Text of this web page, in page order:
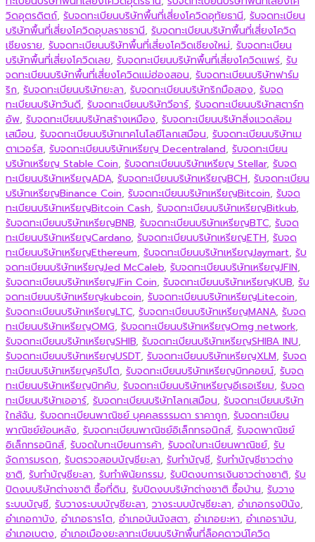
วิดอุตรดิตถ์, รับจดทะเบียนบริษัทพื้นที่เสี่ยงโควิดอุทัยธานี, รับจดทะเบียน
บริษัทพื้นที่เสี่ยงโควิดอุบลราชธานี, รับจดทะเบียนบริษัทพื้นที่เสี่ยงโควิด
เชียงราย, รับจดทะเบียนบริษัทพื้นที่เสี่ยงโควิดเชียงใหม่, รับจดทะเบียน
บริษัทพื้นที่เสี่ยงโควิดเลย, รับจดทะเบียนบริษัทพื้นที่เสี่ยงโควิดแพร่, รับ
จดทะเบียนบริษัทพื้นที่เสี่ยงโควิดแม่ฮ่องสอน, รับจดทะเบียนบริษัทฟาร์ม
ริก, รับจดทะเบียนบริษัทยะลา, รับจดทะเบียนบริษัทริกมือสอง, รับจด
ทะเบียนบริษัทวันดี, รับจดทะเบียนบริษัทวีอาร์, รับจดทะเบียนบริษัทสตาร์ท
อัพ, รับจดทะเบียนบริษัทสร้างเหมือง, รับจดทะเบียนบริษัทสิ่งแวดล้อม
เสมือน, รับจดทะเบียนบริษัทเทคโนโลยีโลกเสมือน, รับจดทะเบียนบริษัทเม
ตาเวอร์ส, รับจดทะเบียนบริษัทเหรียญ Decentraland, รับจดทะเบียน
บริษัทเหรียญ Stable Coin, รับจดทะเบียนบริษัทเหรียญ Stellar, รับจด
ทะเบียนบริษัทเหรียญADA, รับจดทะเบียนบริษัทเหรียญBCH, รับจดทะเบียน
บริษัทเหรียญBinance Coin, รับจดทะเบียนบริษัทเหรียญBitcoin, รับจด
ทะเบียนบริษัทเหรียญBitcoin Cash, รับจดทะเบียนบริษัทเหรียญBitkub,
รับจดทะเบียนบริษัทเหรียญBNB, รับจดทะเบียนบริษัทเหรียญBTC, รับจด
ทะเบียนบริษัทเหรียญCardano, รับจดทะเบียนบริษัทเหรียญETH, รับจด
ทะเบียนบริษัทเหรียญEthereum, รับจดทะเบียนบริษัทเหรียญJaymart, รับ
จดทะเบียนบริษัทเหรียญJed McCaleb, รับจดทะเบียนบริษัทเหรียญJFIN,
รับจดทะเบียนบริษัทเหรียญJFin Coin, รับจดทะเบียนบริษัทเหรียญKUB, รับ
จดทะเบียนบริษัทเหรียญkubcoin, รับจดทะเบียนบริษัทเหรียญLitecoin,
รับจดทะเบียนบริษัทเหรียญLTC, รับจดทะเบียนบริษัทเหรียญMANA, รับจด
ทะเบียนบริษัทเหรียญOMG, รับจดทะเบียนบริษัทเหรียญOmg network,
รับจดทะเบียนบริษัทเหรียญSHIB, รับจดทะเบียนบริษัทเหรียญSHIBA INU,
รับจดทะเบียนบริษัทเหรียญUSDT, รับจดทะเบียนบริษัทเหรียญXLM, รับจด
ทะเบียนบริษัทเหรียญคริปโต, รับจดทะเบียนบริษัทเหรียญบิทคอยน์, รับจด
ทะเบียนบริษัทเหรียญบิทคับ, รับจดทะเบียนบริษัทเหรียญอีเธอเรียม, รับจด
ทะเบียนบริษัทเออาร์, รับจดทะเบียนบริษัทโลกเสมือน, รับจดทะเบียนบริษัท
ใกล้ฉัน, รับจดทะเบียนพาณิชย์ บุคคลธรรมดา ราคาถูก, รับจดทะเบียน
พาณิชย์ย้อนหลัง, รับจดทะเบียนพาณิชย์อิเล็กทรอนิกส์, รับจดพาณิชย์
อิเล็กทรอนิกส์, รับจดใบทะเบียนการค้า, รับจดใบทะเบียนพาณิชย์, รับ
จัดการมรดก, รับตรวจสอบบัญชียะลา, รับทำบัญชี, รับทำบัญชีชาวต่าง
ชาติ, รับทำบัญชียะลา, รับทำพินัยกรรม, รับปิดงบการเงินชาวต่างชาติ, รับ
ปิดงบบริษัทต่างชาติ ซื้อที่ดิน, รับปิดงบบริษัทต่างชาติ ซื้อบ้าน, รับวาง
ระบบบัญชี, รับวางระบบบัญชียะลา, วางระบบบัญชียะลา, อำเภอกรงปินัง,
อำเภอกาบัง, อำเภอธารโต, อำเภอบันนังสตา, อำเภอยะหา, อำเภอรามัน,
อำเภอเบตง, อำเภอเมืองยะลาทะเบียนบริษัทพื้นที่ล็อคดาวน์โควิด